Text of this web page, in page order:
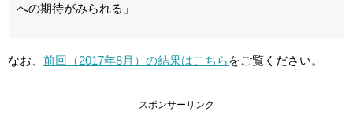
への期待がみられる」
なお、 前回（2017年8月）の結果はこちら をご覧ください。
スポンサーリンク